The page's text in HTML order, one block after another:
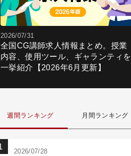
2026/07/31
全国CG講師求人情報まとめ。授業
内容、使用ツール、ギャランティを
一挙紹介【2026年6月更新】
週間ランキング 月間ランキング
2026/07/28